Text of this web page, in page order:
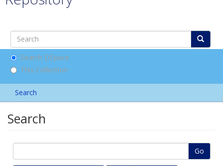
Search DSpace
This Collection
Search
Search
Go